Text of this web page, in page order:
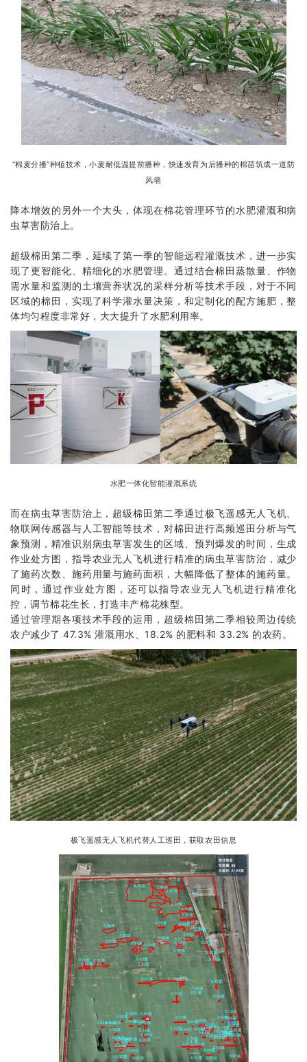
“棉麦分播”种植技术，小麦耐低温提前播种，快速发育为后播种的棉苗筑成一道防
风墙
降本增效的另外一个大头，体现在棉花管理环节的水肥灌溉和病
虫草害防治上。
超级棉田第二季，延续了第一季的智能远程灌溉技术，进一步实
现了更智能化、精细化的水肥管理。通过结合棉田蒸散量、作物
需水量和监测的土壤营养状况的采样分析等技术手段，对于不同
区域的棉田，实现了科学灌水量决策，和定制化的配方施肥，整
体均匀程度非常好，大大提升了水肥利用率。
水肥一体化智能灌溉系统
而在病虫草害防治上，超级棉田第二季通过极飞遥感无人飞机、
物联网传感器与人工智能等技术，对棉田进行高频巡田分析与气
象预测，精准识别病虫草害发生的区域、预判爆发的时间，生成
作业处方图，指导农业无人飞机进行精准的病虫草害防治，减少
了施药次数、施药用量与施药面积，大幅降低了整体的施药量。
同时，通过作业处方图，还可以指导农业无人飞机进行精准化
控，调节棉花生长，打造丰产棉花株型。
通过管理期各项技术手段的运用，超级棉田第二季相较周边传统
农户减少了 47.3% 灌溉用水、18.2% 的肥料和 33.2% 的农药。
极飞遥感无人飞机代替人工巡田，获取农田信息